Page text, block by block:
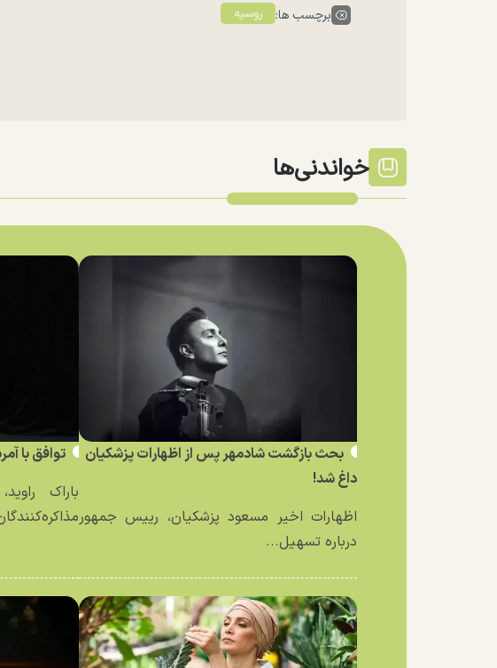
برچسب ها: روسیه
خواندنی‌ها
بحث بازگشت شادمهر پس از اظهارات پزشکیان
داغ شد!
اظهارات اخیر مسعود پزشکیان، رییس جمهور
درباره تسهیل...
توافق با
باراک